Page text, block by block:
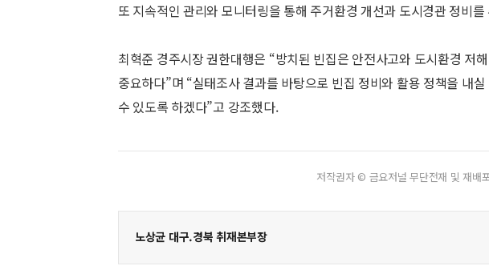
또 지속적인 관리와 모니터링을 통해 주거환경 개선과 도시경관 정비
최혁준 경주시장 권한대행은 “방치된 빈집은 안전사고와 도시환경 저
중요하다”며 “실태조사 결과를 바탕으로 빈집 정비와 활용 정책을 내
수 있도록 하겠다”고 강조했다.
저작권자 © 금요저널 무단전재 및 재배
노상균 대구.경북 취재본부장